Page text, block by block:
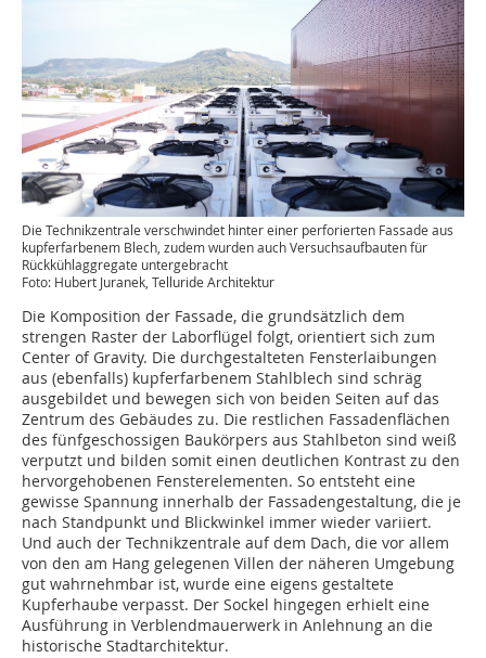
Die Technikzentrale verschwindet hinter einer perforierten Fassade aus
kupferfarbenem Blech, zudem wurden auch Versuchsaufbauten für
Rückkühlaggregate untergebracht
Foto: Hubert Juranek, Telluride Architektur
Die Komposition der Fassade, die grundsätzlich dem
strengen Raster der Laborflügel folgt, orientiert sich zum
Center of Gravity. Die durchgestalteten Fensterlaibungen
aus (ebenfalls) kupferfarbenem Stahlblech sind schräg
ausgebildet und bewegen sich von beiden Seiten auf das
Zentrum des Gebäudes zu. Die restlichen Fassadenflächen
des fünfgeschossigen Baukörpers aus Stahlbeton sind weiß
verputzt und bilden somit einen deutlichen Kontrast zu den
hervorgehobenen Fensterelementen. So entsteht eine
gewisse Spannung innerhalb der Fassadengestaltung, die je
nach Standpunkt und Blickwinkel immer wieder variiert.
Und auch der Technikzentrale auf dem Dach, die vor allem
von den am Hang gelegenen Villen der näheren Umgebung
gut wahrnehmbar ist, wurde eine eigens gestaltete
Kupferhaube verpasst. Der Sockel hingegen erhielt eine
Ausführung in Verblendmauerwerk in Anlehnung an die
historische Stadtarchitektur.